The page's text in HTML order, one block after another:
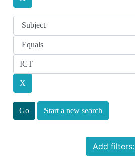
Start a new search
Add filters: